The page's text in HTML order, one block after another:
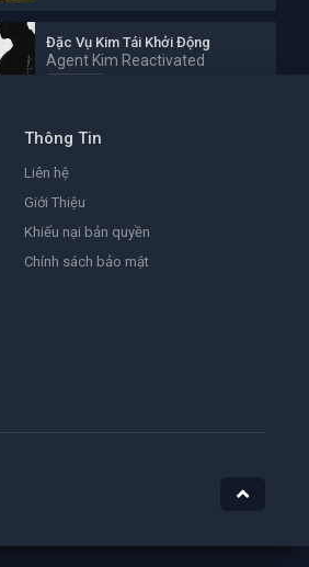
Đặc Vụ Kim Tái Khởi Động
Agent Kim Reactivated
Đảo Hải Tặc
One Piece
9.0
Ám Ảnh
Thông Tin
Liên hệ
Giới Thiệu
Khiếu nại bản quyền
Chính sách bảo mật